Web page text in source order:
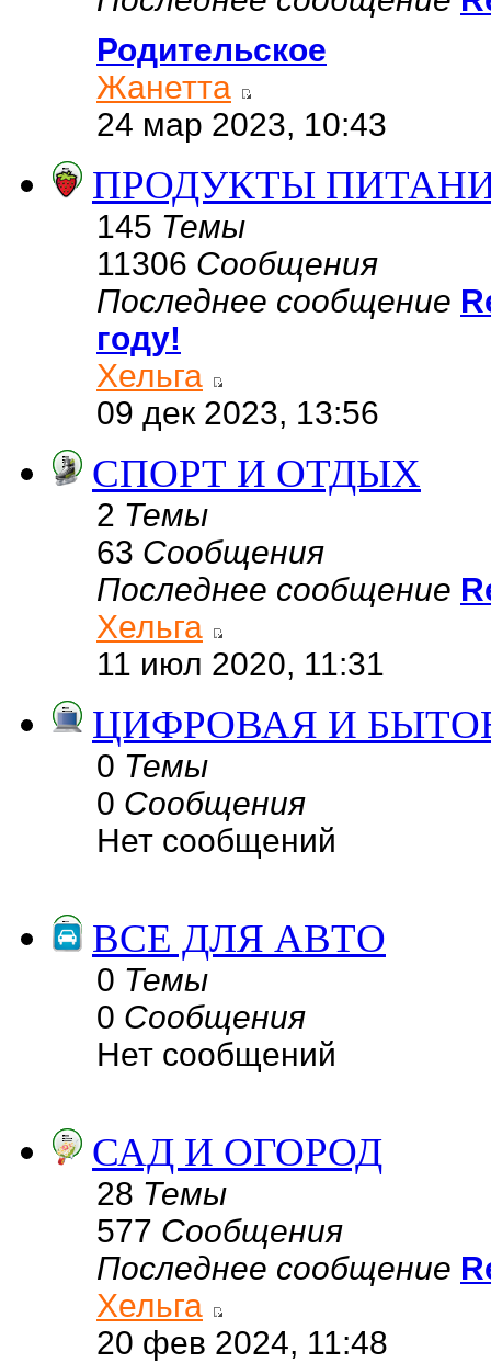
Родительское
Жанетта
24 мар 2023, 10:43
ПРОДУКТЫ
145 Темы
11306 Сообщения
Последнее сообщение
году!
Хельга
09 дек 2023, 13:56
СПОРТ И ОТДЫХ
2 Темы
63 Сообщения
Последнее сообщение
Хельга
11 июл 2020, 11:31
ЦИФРОВАЯ И
0 Темы
0 Сообщения
Нет сообщений
ВСЕ ДЛЯ АВТО
0 Темы
0 Сообщения
Нет сообщений
САД И ОГОРОД
28 Темы
577 Сообщения
Последнее сообщение
Хельга
20 фев 2024, 11:48